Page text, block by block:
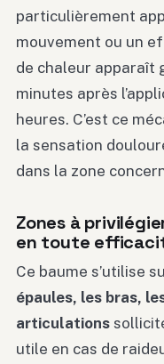
particulièrement
mouvement ou un
de chaleur apparaît
minutes après
heures. C’est ce
la sensation
dans la zone
Zones à
en toute
Ce baume s’utilise
épaules, les bras,
articulations
utile en cas de